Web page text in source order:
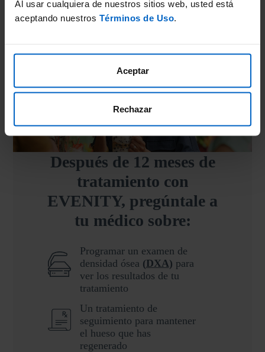
Al usar cualquiera de nuestros sitios web, usted está
aceptando nuestros Términos de Uso
Aceptar
Rechazar
Después de 12 meses de
tratamiento con
EVENITY, pregúntale a
tu médico sobre:
Programar un examen de
densidad ósea (DXA) para
ver los resultados de tu
tratamiento
Un tratamiento de
seguimiento para mantener
el hueso que has
regenerado